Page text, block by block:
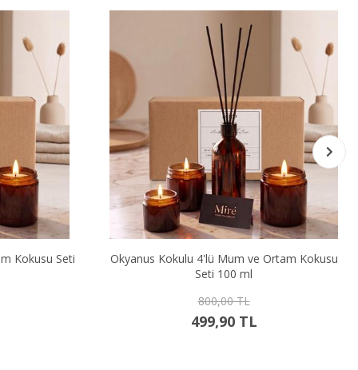
ve Ortam Kokusu
ml
TL
Portakal & Tarçın Kokulu 4'lü Mum ve
Kokusu Seti 100 ml
800,00 TL
499,90 TL